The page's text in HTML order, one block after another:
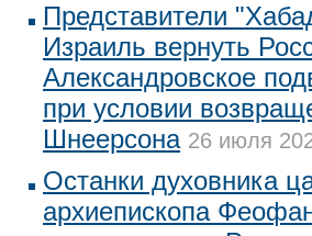
Представители
Израиль вернуть
Александровское
при условии
Шнеерсона 26 июля
Останки духовника
архиепископа